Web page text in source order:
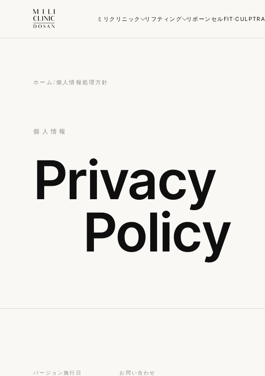
ミリクリニック リフティング リボーンセル FIT·CULPTRA
ホーム /個人情報処理方針
個人情報
Privacy
Policy
バージョン施行日 お問い合わせ